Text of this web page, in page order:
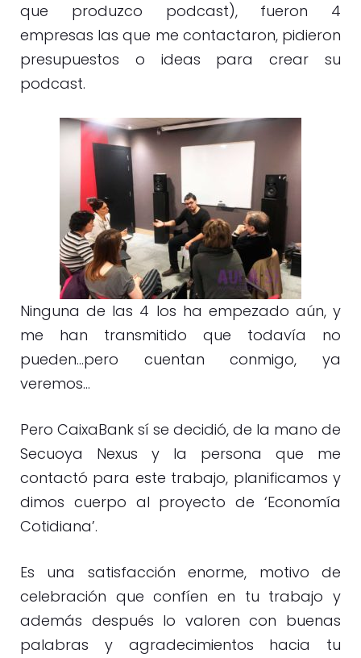
que produzco podcast), fueron 4
empresas las que me contactaron, pidieron
presupuestos o ideas para crear su
podcast.
Ninguna de las 4 los ha empezado aún, y
me han transmitido que todavía no
pueden…pero cuentan conmigo, ya
veremos…
Pero CaixaBank sí se decidió, de la mano de
Secuoya Nexus y la persona que me
contactó para este trabajo, planificamos y
dimos cuerpo al proyecto de ‘Economía
Cotidiana’.
Es una satisfacción enorme, motivo de
celebración que confíen en tu trabajo y
además después lo valoren con buenas
palabras y agradecimientos hacia tu